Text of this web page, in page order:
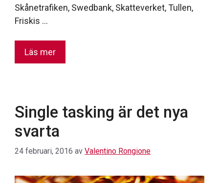
Skånetrafiken, Swedbank, Skatteverket, Tullen,
Friskis …
Läs mer
Single tasking är det nya
svarta
24 februari, 2016 av Valentino Rongione